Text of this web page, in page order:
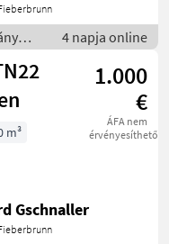
4 napja online
1.000
€
ÁFA nem
érvényesíthető
m³
Gschnaller